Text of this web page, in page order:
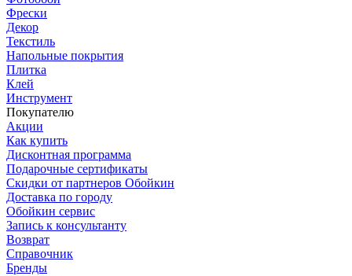
Фрески
Декор
Текстиль
Напольные покрытия
Плитка
Клей
Инструмент
Покупателю
Акции
Как купить
Дисконтная программа
Подарочные сертификаты
Скидки от партнеров Обойкин
Доставка по городу
Обойкин сервис
Запись к консультанту
Возврат
Справочник
Бренды